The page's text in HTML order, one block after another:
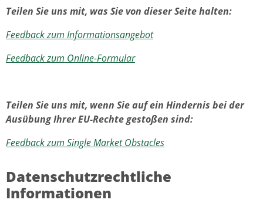
Teilen Sie uns mit, was Sie von dieser Seite halten:
Feedback zum Informationsangebot
Feedback zum Online-Formular
Teilen Sie uns mit, wenn Sie auf ein Hindernis bei der
Ausübung Ihrer EU-Rechte gestoßen sind:
Feedback zum Single Market Obstacles
Datenschutzrechtliche
Informationen